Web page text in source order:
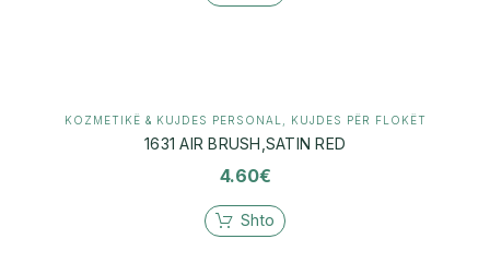
KOZMETIKË & KUJDES PERSONAL KUJDES PËR FLOKËT
1631 AIR BRUSH,SATIN RED
4.60€
Shto